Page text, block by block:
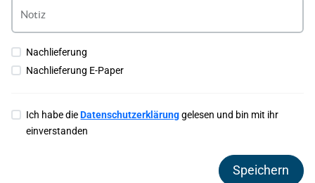
Notiz
Nachlieferung
Nachlieferung E-Paper
Ich habe dieDatenschutzerklärunggelesen und bin mit ihr
einverstanden
Speichern